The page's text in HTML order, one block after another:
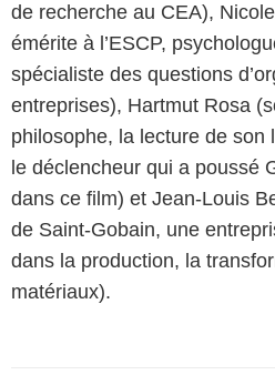
de recherche au CEA),
émérite à l’ESCP,
spécialiste des questions
entreprises), Hartmut Rosa
philosophe, la lecture de son
le déclencheur qui a poussé
dans ce film) et Jean-Louis
de Saint-Gobain, une
dans la production, la
matériaux).